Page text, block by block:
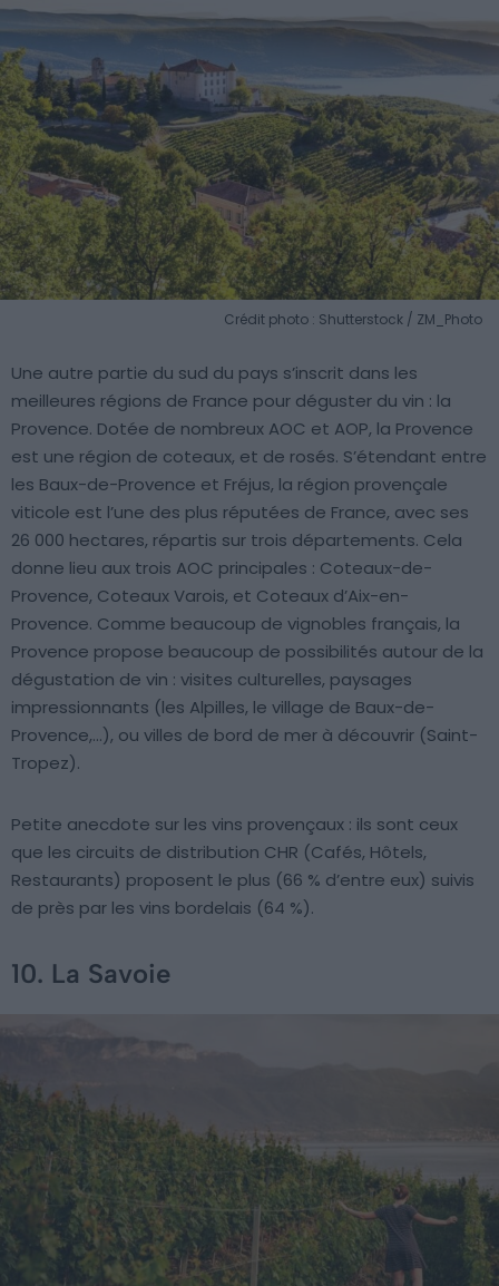
Crédit photo : Shutterstock / ZM_Photo
Une autre partie du sud du pays s’inscrit dans les
meilleures régions de France pour déguster du vin : la
Provence. Dotée de nombreux AOC et AOP, la Provence
est une région de coteaux, et de rosés. S’étendant entre
les Baux-de-Provence et Fréjus, la région provençale
viticole est l’une des plus réputées de France, avec ses
26 000 hectares, répartis sur trois départements. Cela
donne lieu aux trois AOC principales : Coteaux-de-
Provence, Coteaux Varois, et Coteaux d’Aix-en-
Provence. Comme beaucoup de vignobles français, la
Provence propose beaucoup de possibilités autour de la
dégustation de vin : visites culturelles, paysages
impressionnants (les Alpilles, le village de Baux-de-
Provence,…), ou villes de bord de mer à découvrir (Saint-
Tropez).
Petite anecdote sur les vins provençaux : ils sont ceux
que les circuits de distribution CHR (Cafés, Hôtels,
Restaurants) proposent le plus (66 % d’entre eux) suivis
de près par les vins bordelais (64 %).
10. La Savoie